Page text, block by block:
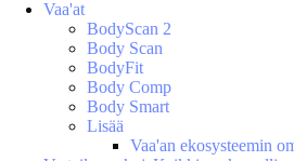
Vaa'at
BodyScan 2
Body Scan
BodyFit
Body Comp
Body Smart
Lisää
Vaa'an ekosysteemin